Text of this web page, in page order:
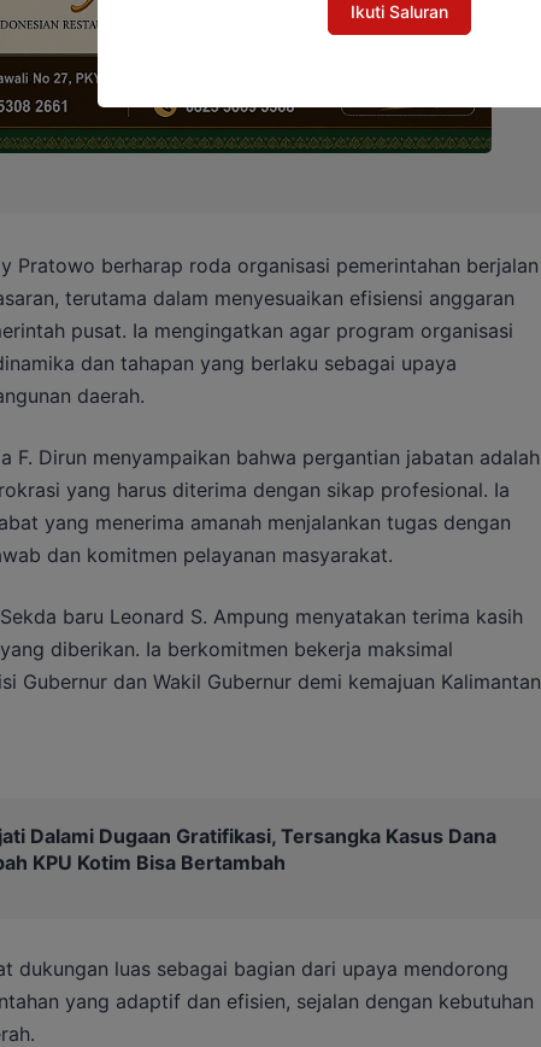
Pratowo berharap roda organisasi pemerintahan berjalan
terutama dalam menyesuaikan efisiensi anggaran
pusat. Ia mengingatkan agar program organisasi
dan tahapan yang berlaku sebagai upaya
daerah.
F. Dirun menyampaikan bahwa pergantian jabatan adalah
yang harus diterima dengan sikap profesional. Ia
yang menerima amanah menjalankan tugas dengan
dan komitmen pelayanan masyarakat.
baru Leonard S. Ampung menyatakan terima kasih
diberikan. Ia berkomitmen bekerja maksimal
Gubernur dan Wakil Gubernur demi kemajuan Kalimantan
Dalami Dugaan Gratifikasi, Tersangka Kasus Dana
KPU Kotim Bisa Bertambah
dukungan luas sebagai bagian dari upaya mendorong
yang adaptif dan efisien, sejalan dengan kebutuhan
Ikuti Saluran